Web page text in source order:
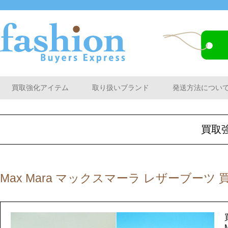
買取強化アイテム 取り扱いブランド 発送方法につい
買取
Max Mara マックスマーラ レザーブーツ